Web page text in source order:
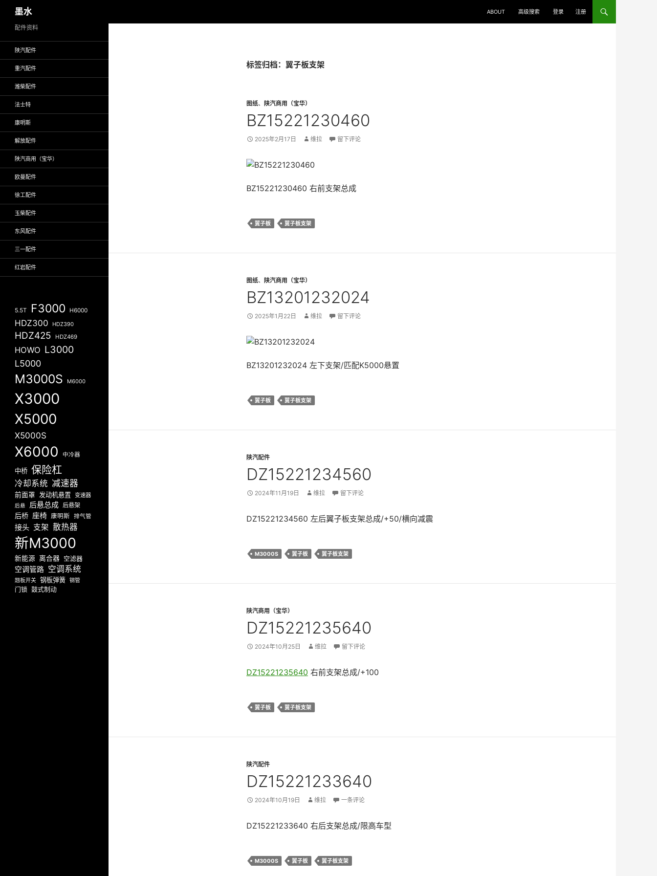
至
墨水 ABOUT 高级搜索 登录 注册
标签归档：翼子板支架
图纸、 陕汽商用（宝华）
BZ15221230460
2025年2月17日 维拉 留下评论
BZ15221230460 右前支架总成
翼子板 翼子板支架
图纸、 陕汽商用（宝华）
BZ13201232024
2025年1月22日 维拉 留下评论
BZ13201232024 左下支架/匹配K5000悬置
翼子板 翼子板支架
陕汽配件
DZ15221234560
2024年11月19日 维拉 留下评论
DZ15221234560 左后翼子板支架总成/+50/横向减震
M3000S 翼子板 翼子板支架
陕汽商用（宝华）
DZ15221235640
2024年10月25日 维拉 留下评论
DZ15221235640 右前支架总成/+100
翼子板 翼子板支架
陕汽配件
DZ15221233640
2024年10月19日 维拉 一条评论
DZ15221233640 右后支架总成/限高车型
M3000S 翼子板 翼子板支架
配件资料
陕汽配件
重汽配件
潍柴配件
法士特
康明斯
解放配件
陕汽商用（宝华）
欧曼配件
徐工配件
玉柴配件
东风配件
三一配件
红岩配件
5.5T F3000 H6000
HDZ300 HDZ390
HDZ425 HDZ469
HOWO L3000
L5000
M3000S M6000
X3000
X5000
X5000S
X6000 中冷器
中桥 保险杠
冷却系统 减速器
前面罩 发动机悬置 变速器
后悬 后悬总成 后悬架
后桥 座椅 康明斯 排气管
接头 支架 散热器
新M3000
新能源 离合器 空滤器
空调管路 空调系统
翘板开关 钢板弹簧 钢管
门锁 鼓式制动